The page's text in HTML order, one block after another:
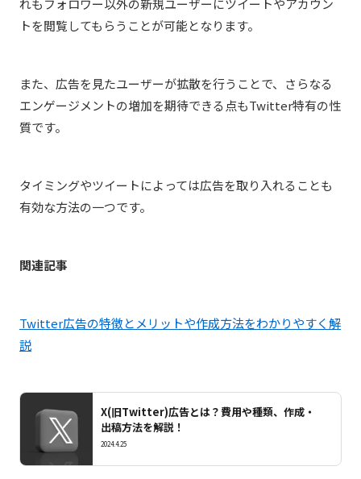
れもフォロワー以外の新規ユーザーにツイートやアカウン
トを閲覧してもらうことが可能となります。
また、広告を見たユーザーが拡散を行うことで、さらなる
エンゲージメントの増加を期待できる点もTwitter特有の性
質です。
タイミングやツイートによっては広告を取り入れることも
有効な方法の一つです。
関連記事
Twitter広告の特徴とメリットや作成方法をわかりやすく解
説
X(旧Twitter)広告とは？費用や種類、作成・
出稿方法を解説！
2024.4.25